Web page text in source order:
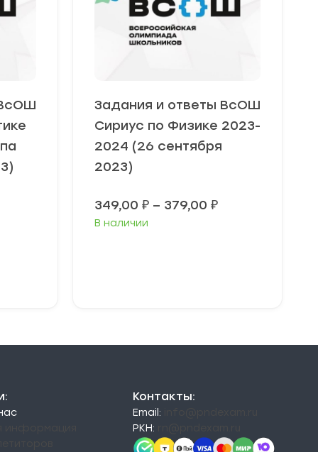
Задания и ответы ВсОШ
Сириус по Физике 2023-
2024 (26 сентября
2023)
349,00 ₽ – 379,00 ₽Диапазон
В наличии
Контакты:
Email:
РКН: